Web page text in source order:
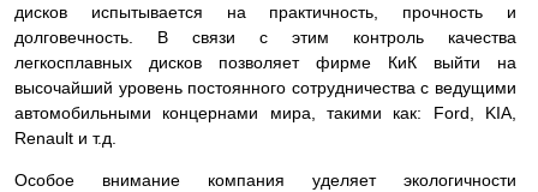
дисков испытывается на практичность, прочность и
долговечность. В связи с этим контроль качества
легкосплавных дисков позволяет фирме КиК выйти на
высочайший уровень постоянного сотрудничества с ведущими
автомобильными концернами мира, такими как: Ford, KIA,
Renault и т.д.
Особое внимание компания уделяет экологичности